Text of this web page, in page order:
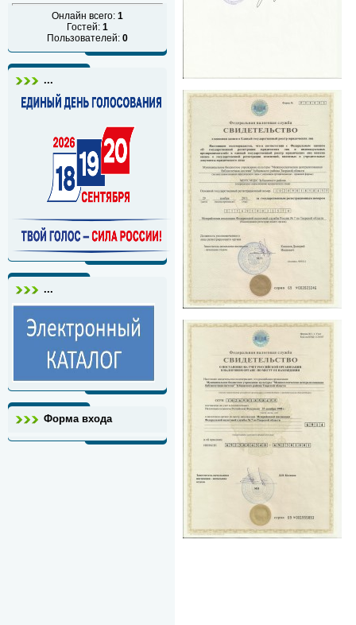
Онлайн всего: 1
Гостей: 1
Пользователей: 0
...
...
Форма входа